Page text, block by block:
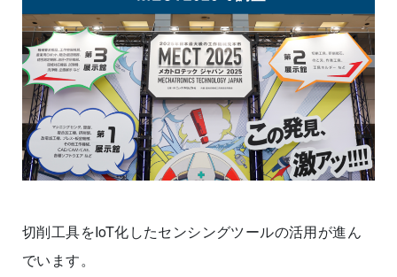
切削工具をIoT化したセンシングツールの活用が進ん
でいます。